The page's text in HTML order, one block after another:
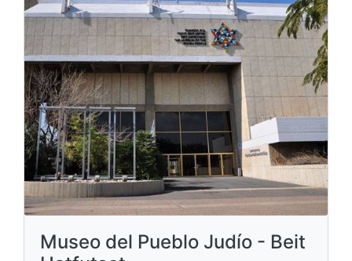
Museo del Pueblo Judío - Beit